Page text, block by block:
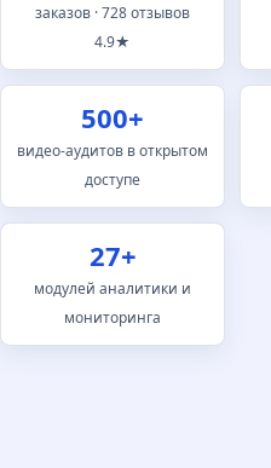
заказов · 728 отзывов
4.9★
500+
видео-аудитов в открытом
доступе
27+
модулей аналитики и
мониторинга